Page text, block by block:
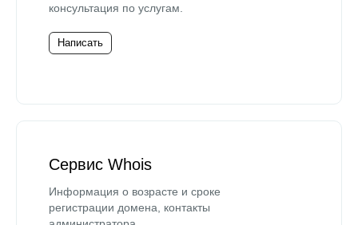
консультация по услугам.
Написать
Сервис Whois
Информация о возрасте и сроке
регистрации домена, контакты